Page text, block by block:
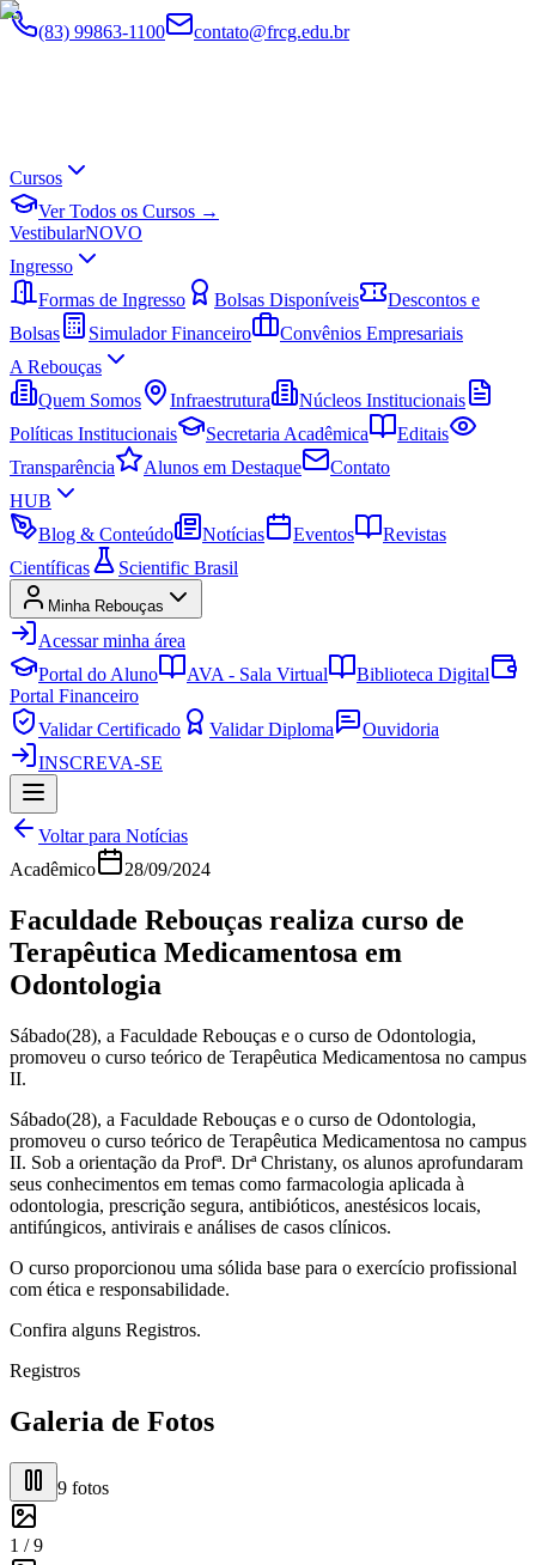
(83) 99863-1100 contato@frcg.edu.br
Cursos
Ver Todos os Cursos →
VestibularNOVO
Ingresso
Formas de Ingresso
Bolsas Disponíveis
Descontos e
Bolsas
Simulador Financeiro
Convênios Empresariais
A Rebouças
Quem Somos
Infraestrutura
Núcleos Institucionais
Políticas Institucionais
Secretaria Acadêmica
Editais
Transparência
Alunos em Destaque
Contato
HUB
Blog & Conteúdo
Notícias Eventos
Revistas
Científicas
Scientific Brasil
Minha Rebouças
Acessar minha área
Portal do Aluno
AVA - Sala Virtual
Biblioteca Digital
Portal Financeiro
Validar Certificado
Validar Diploma
Ouvidoria
INSCREVA-SE
Voltar para Notícias
Acadêmico
28/09/2024
Faculdade Rebouças realiza curso de
Terapêutica Medicamentosa em
Odontologia
Sábado(28), a Faculdade Rebouças e o curso de Odontologia,
promoveu o curso teórico de Terapêutica Medicamentosa no campus
II.
Sábado(28), a Faculdade Rebouças e o curso de Odontologia,
promoveu o curso teórico de Terapêutica Medicamentosa no campus
II. Sob a orientação da Profª. Drª Christany, os alunos aprofundaram
seus conhecimentos em temas como farmacologia aplicada à
odontologia, prescrição segura, antibióticos, anestésicos locais,
antifúngicos, antivirais e análises de casos clínicos.
O curso proporcionou uma sólida base para o exercício profissional
com ética e responsabilidade.
Confira alguns Registros.
Registros
Galeria de Fotos
9 fotos
1 /9